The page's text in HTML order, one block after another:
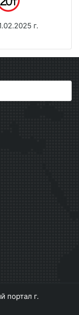
г.
портал г.